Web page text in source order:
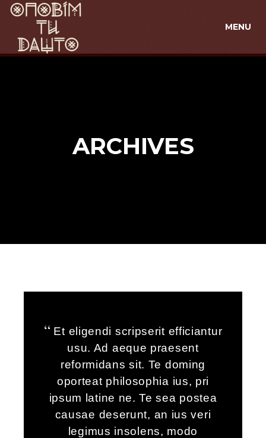
MENU
ARCHIVES
Et eligendi scripserit efficiantur
usu. Ad aeque praesent
reformidans sit. Te doming
oporteat philosophia ius, pri
ipsum latine ne. Te sea postea
causae deserunt, an ius veri
legimus insolens, modo